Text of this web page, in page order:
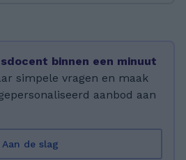
binnen een minuut
simpele vragen en maak
aanbod aan
Aan de slag